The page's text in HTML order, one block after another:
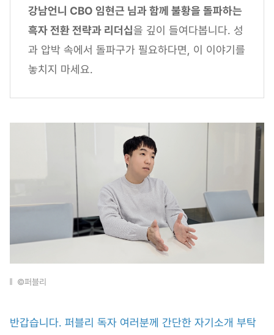
강남언니 CBO 임현근 님과 함께 불황을 돌파하는
흑자 전환 전략과 리더십을 깊이 들여다봅니다. 성
과 압박 속에서 돌파구가 필요하다면, 이 이야기를
놓치지 마세요.
©퍼블리
반갑습니다. 퍼블리 독자 여러분께 간단한 자기소개 부탁